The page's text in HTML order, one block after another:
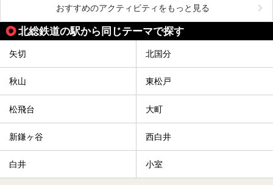
おすすめのアクティビティをもっと見る
北総鉄道の駅から同じテーマで探す
矢切 北国分
秋山 東松戸
松飛台 大町
新鎌ヶ谷 西白井
白井 小室